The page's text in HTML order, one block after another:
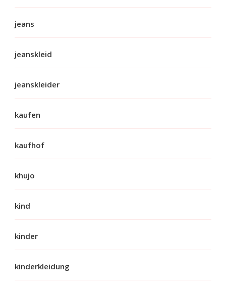
jeans
jeanskleid
jeanskleider
kaufen
kaufhof
khujo
kind
kinder
kinderkleidung